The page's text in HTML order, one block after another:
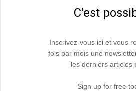
C'est
Inscrivez-vous ici et vous
fois par mois une
les derniers articles
Sign up for free